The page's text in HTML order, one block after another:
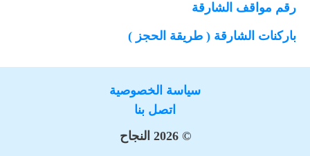
رقم مواقف الشارقة
باركنات الشارقة ( طريقة الحجز )
سياسة الخصوصية
اتصل بنا
© 2026 النجاح